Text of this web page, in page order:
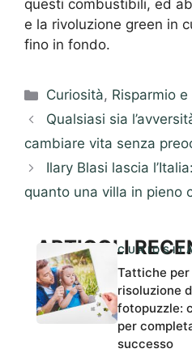
questi combustibili, ed
e la rivoluzione green in
fino in fondo.
Categorie
Curiosità, Risparmio
Qualsiasi sia
cambiare vita senza
Ilary Blasi lascia
quanto una villa in pieno
ARTICOLI
Tattiche per
risoluzione
fotopuzzle:
per
successo